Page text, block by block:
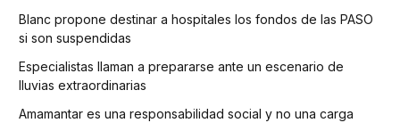
Blanc propone destinar a hospitales los fondos de las PASO
si son suspendidas
Especialistas llaman a prepararse ante un escenario de
lluvias extraordinarias
Amamantar es una responsabilidad social y no una carga